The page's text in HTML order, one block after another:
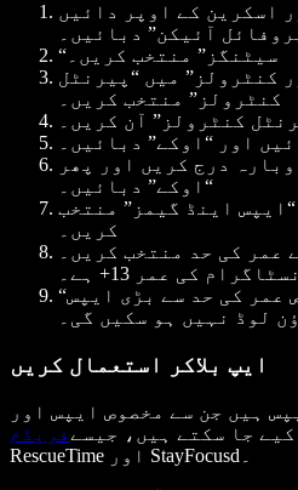
اسکرین کے اوپر دائیں
آئیکن” دبائیں۔
“سیٹنگز” منتخب کریں۔
کنٹرولز” میں “پیرنٹل
کنٹرولز” منتخب کریں۔
کنٹرولز” آن کریں۔
اور “اوکے” دبائیں۔
درج کریں اور پھر
“اوکے” دبائیں۔
اینڈ گیمز” منتخب
کریں۔
عمر کی حد منتخب کریں۔
کی عمر 13+ ہے۔
“سیو” دبائیں، اب مخصوص عمر کی حد سے بڑی ایپس
لوڈ نہیں ہو سکیں گی۔
ایپ بلاکر استعمال کریں
ہیں جن سے مخصوص ایپس اور
کیے جا سکتے ہیں، جیسے فریڈم